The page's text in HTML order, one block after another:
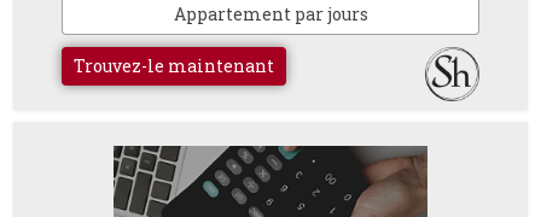
Appartement par jours
Trouvez-le maintenant